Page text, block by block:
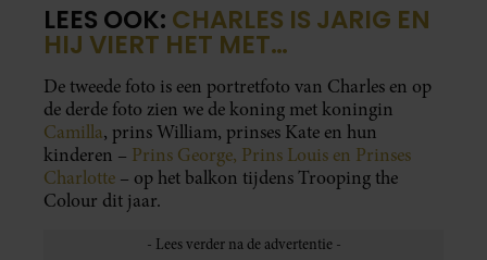
LEES OOK: CHARLES IS JARIG EN
HIJ VIERT HET MET…
De tweede foto is een portretfoto van Charles en op
de derde foto zien we de koning met koningin
Camilla, prins William, prinses Kate en hun
kinderen – Prins George, Prins Louis en Prinses
Charlotte – op het balkon tijdens Trooping the
Colour dit jaar.